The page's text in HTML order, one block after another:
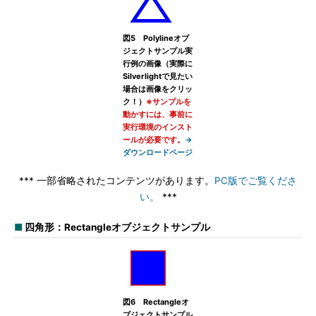
図5 Polylineオブ
ジェクトサンプル実
行例の画像（実際に
Silverlightで見たい
場合は画像をクリッ
ク！） ※サンプルを
動かすには、事前に
実行環境のインスト
ールが必要です。 →
ダウンロードページ
*** 一部省略されたコンテンツがあります。 PC版でご覧くださ
い。
***
■ 四角形：Rectangleオブジェクトサンプル
図6 Rectangleオ